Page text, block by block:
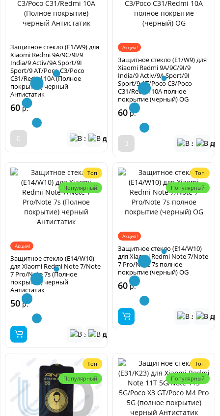
Защитное стекло (E1/W9) для
Xiaomi Redmi 9A/9C/9I/9
India/9 Activ/9A Sport/9I
Sport/9 AT/Poco C3/Poco
C31/Redmi 10A (Полное
покрытие) черный
Антистатик
60 р.
Акция!
Защитное стекло (E1/W9) для
Xiaomi Redmi 9A/9C/9I/9
India/9 Activ/9A Sport/9I
Sport/9 AT/Poco C3/Poco
C31/Redmi 10A полное
покрытие (черный) OG
60р.
Топ
Популярный
Акция!
Защитное стекло (E14/W10)
для Xiaomi Redmi Note 7/Note
7 Pro/Note 7s (Полное
покрытие) черный
Антистатик
50р.
Топ
Популярный
Акция!
Защитное стекло (E14/W10)
для Xiaomi Redmi Note 7/Note
7 Pro/Note 7s полное
покрытие (черный) OG
60р.
Топ
Популярный
Топ
Популярный